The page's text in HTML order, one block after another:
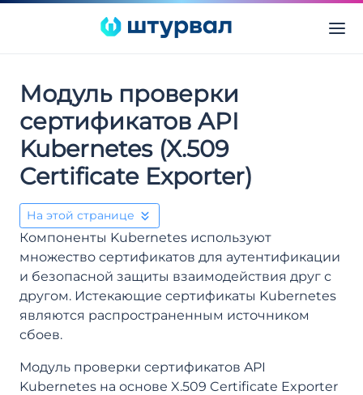
Модуль проверки
сертификатов API
Kubernetes (X.509
Certificate Exporter)
На этой странице
Компоненты Kubernetes используют
множество сертификатов для аутентификации
и безопасной защиты взаимодействия друг с
другом. Истекающие сертификаты Kubernetes
являются распространенным источником
сбоев.
Модуль проверки сертификатов API
Kubernetes на основе X.509 Certificate Exporter